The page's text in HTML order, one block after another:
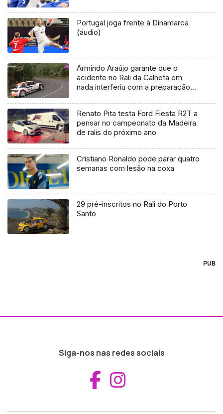
Portugal joga frente à Dinamarca
(áudio)
Armindo Araújo garante que o
acidente no Rali da Calheta em
nada interferiu com a preparação
Renato Pita testa Ford Fiesta R2T a
pensar no campeonato da Madeira
de ralis do próximo ano
Cristiano Ronaldo pode parar quatro
semanas com lesão na coxa
29 pré-inscritos no Rali do Porto
Santo
PUB
Siga-nos nas redes sociais
Aceder ao